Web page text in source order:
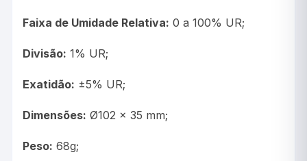
Faixa de Umidade Relativa: 0 a 100% UR;
Divisão: 1% UR;
Exatidão: ±5% UR;
Dimensões: Ø102 x 35 mm;
Peso: 68g;